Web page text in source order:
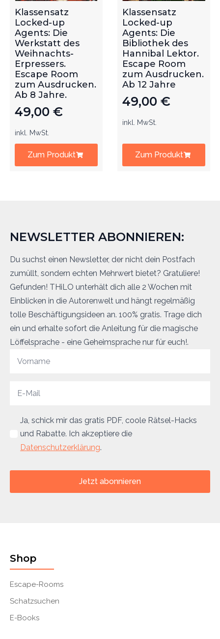
Klassensatz
Locked-up
Agents: Die
Werkstatt des
Weihnachts-
Erpressers.
Escape Room
zum Ausdrucken.
Ab 8 Jahre.
49,00 €
inkl. MwSt.
Zum Produkt
Klassensatz
Locked-up
Agents: Die
Bibliothek des
Hannibal Lektor.
Escape Room
zum Ausdrucken.
Ab 12 Jahre
49,00 €
inkl. MwSt.
Zum Produkt
NEWSLETTER ABONNIEREN:
Du suchst einen Newsletter, der nicht dein Postfach
zumüllt, sondern echten Mehrwert bietet? Gratuliere!
Gefunden! THiLO unterhält dich alle 2 Wochen mit
Einblicken in die Autorenwelt und hängt regelmäßig
tolle Beschäftigungsideen an. 100% gratis. Trage dich
ein und erhalte sofort die Anleitung für die magische
Löffelsprache - eine Geheimsprache nur für euch!.
Ja, schick mir das gratis PDF, coole Rätsel-Hacks
und Rabatte. Ich akzeptiere die
Datenschutzerklärung.
Jetzt abonnieren
Shop
Escape-Rooms
Schatzsuchen
E-Books